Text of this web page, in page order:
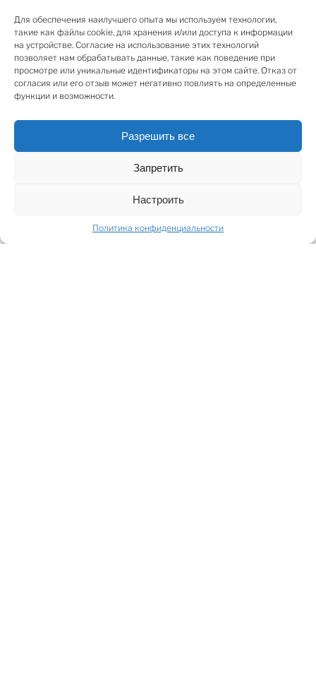
Для обеспечения наилучшего опыта мы используем технологии,
такие как файлы cookie, для хранения и/или доступа к информации
на устройстве. Согласие на использование этих технологий
позволяет нам обрабатывать данные, такие как поведение при
просмотре или уникальные идентификаторы на этом сайте. Отказ от
согласия или его отзыв может негативно повлиять на определенные
функции и возможности.
Разрешить все
Запретить
Настроить
Политика конфиденциальности
Удобная планировка. Помещения идеально
подходят для открытия магазина, кондитерской,
парикмахерской, сервисных мастерских или другой
коммерческой деятельности.
Помещения оборудованы охранной сигнализацией,
Отличная инфраструктура, удобное сообщение с
общественным транспортом, интенсивный